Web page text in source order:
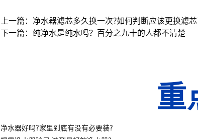
上一篇：净水器滤芯多久换一次?如何判断应该更换滤
下一篇：纯净水是纯水吗？百分之九十的人都不清楚
重
净水器好吗?家里到底有没有必要装?